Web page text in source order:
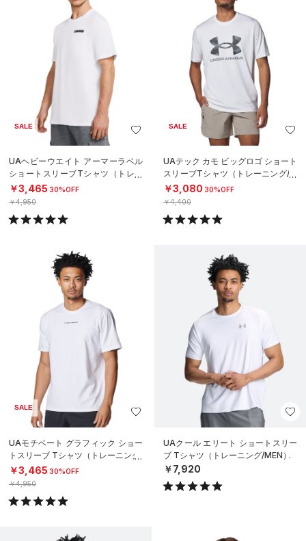
SALE
UAヘビーウエイト アーマーラベル
ショートスリーブTシャツ（トレー
ニング/MEN）
￥3,465 30%OFF
￥4,950
SALE
UAテック カモ ビッグロゴ ショート
スリーブTシャツ（トレーニング/M
EN）
￥3,080 30%OFF
￥4,400
SALE
UAモチベート グラフィック ショー
トスリーブ Tシャツ（トレーニング/
MEN）
￥3,465 30%OFF
￥4,950
UAクール エリート ショートスリー
ブ Tシャツ（トレーニング/MEN）
￥7,920